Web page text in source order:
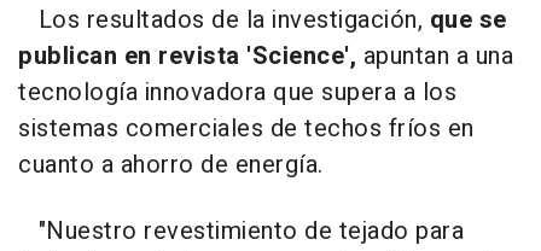
Los resultados de la investigación, que se
publican en revista 'Science', apuntan a una
tecnología innovadora que supera a los
sistemas comerciales de techos fríos en
cuanto a ahorro de energía.
"Nuestro revestimiento de tejado para